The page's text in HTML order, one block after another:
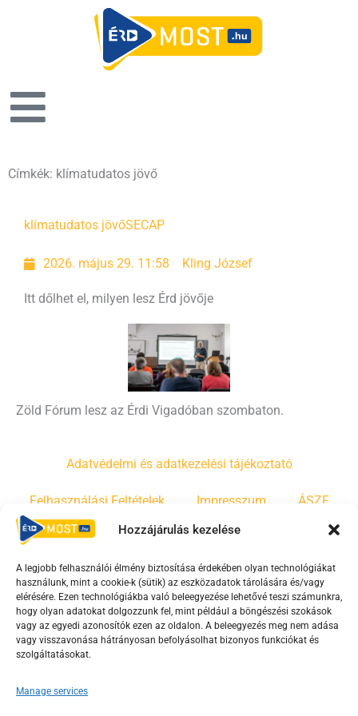
Hozzájárulás kezelése
A legjobb felhasználói élmény biztosítása érdekében olyan technológiákat
használunk, mint a cookie-k (sütik) az eszközadatok tárolására és/vagy
elérésére. Ezen technológiákba való beleegyezése lehetővé teszi számunkra,
hogy olyan adatokat dolgozzunk fel, mint például a böngészési szokások
vagy az egyedi azonosítók ezen az oldalon. A beleegyezés meg nem adása
vagy visszavonása hátrányosan befolyásolhat bizonyos funkciókat és
szolgáltatásokat.
Manage services
Címkék: klímatudatos jövő
klímatudatos jövőSECAP
2026. május 29. 11:58 Kling József
Itt dőlhet el, milyen lesz Érd jövője
Zöld Fórum lesz az Érdi Vigadóban szombaton.
Adatvédelmi és adatkezelési tájékoztató
Felhasználási Feltételek Impresszum ÁSZF
Irányelvek Moderálási szabályzat
F
a
c
e
o
Y
o
u
t
b
T
i
k